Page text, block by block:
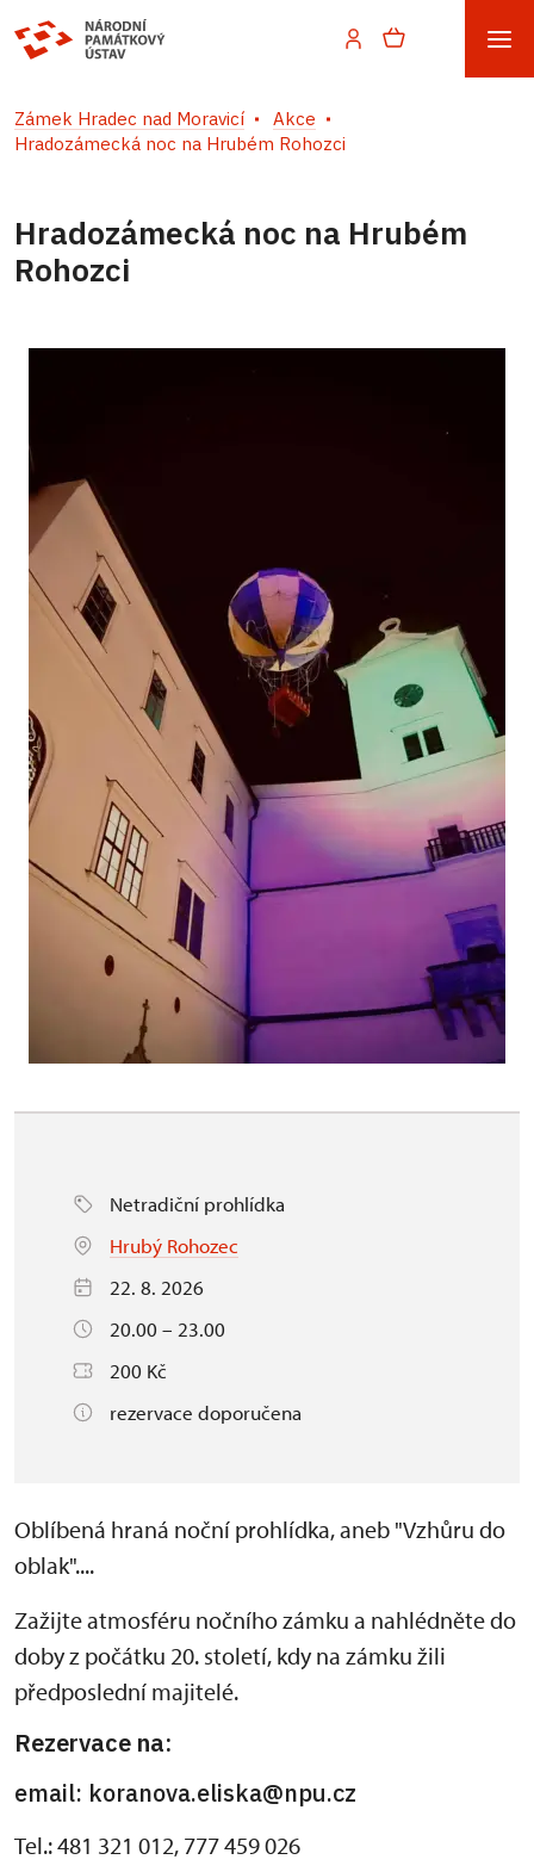
Zámek Hradec nad Moravicí
Akce
Hradozámecká noc na Hrubém Rohozci
Hradozámecká noc na Hrubém
Rohozci
Netradiční prohlídka
Hrubý Rohozec
22. 8. 2026
20.00 – 23.00
200 Kč
rezervace doporučena
Oblíbená hraná noční prohlídka, aneb "Vzhůru do
oblak"....
Zažijte atmosféru nočního zámku a nahlédněte do
doby z počátku 20. století, kdy na zámku žili
předposlední majitelé.
Rezervace na:
email: koranova.eliska@npu.cz
Tel.: 481 321 012, 777 459 026